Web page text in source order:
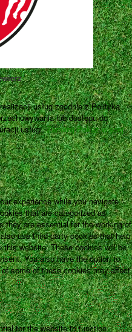
usług zgodnie z Polityką
lub dostępu do
usługi.Zamknij Pokaż więcej
experience while you navigate
that are categorized as
they are essential for the working of
use third-party cookies that help
this website. These cookies will be
You also have the option to
some of these cookies may affect
for the website to function